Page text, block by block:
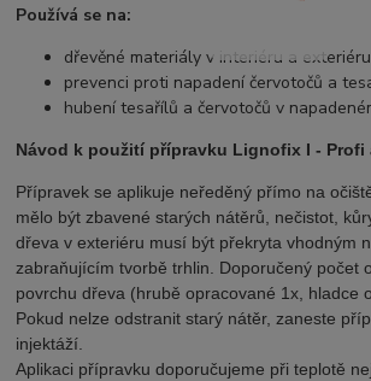
Používá se na:
dřevěné materiály v interiéru a exteriéru
prevenci proti napadení červotočů a
hubení tesařílů a červotočů v
Návod k použití přípravku Lignofix I - Profi
Přípravek se aplikuje neředěný přímo na
mělo být zbavené starých nátěrů, nečistot,
dřeva v exteriéru musí být překryta vhodným
zabraňujícím tvorbě trhlin. Doporučený počet
povrchu dřeva (hrubě opracované 1x, hladce
Pokud nelze odstranit starý nátěr, zaneste
injektáží.
Aplikaci přípravku doporučujeme při teplotě